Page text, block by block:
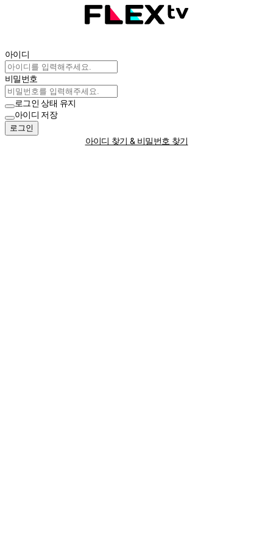
아이디
비밀번호
로그인 상태 유지
아이디 저장
로그인
아이디 찾기 & 비밀번호 찾기